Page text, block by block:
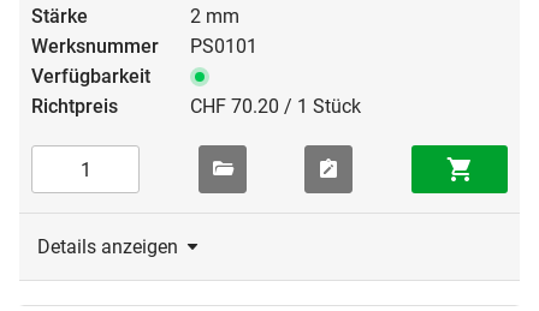
2 mm
PS0101
CHF 70.20 / 1 Stück
Details anzeigen